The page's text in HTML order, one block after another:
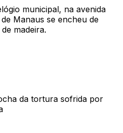
municipal, na avenida
Manaus se encheu de
madeira.
da tortura sofrida por